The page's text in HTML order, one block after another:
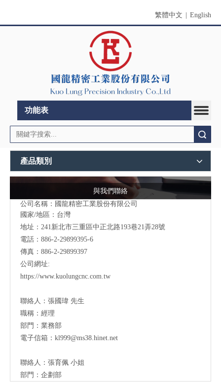
繁體中文 English
功能表
產品類別
與我們聯絡
公司名稱：國龍精密工業股份有限公司
國家/地區：台灣
地址：241新北市三重區中正北路193巷21弄28號
電話：886-2-29899395-6
傳真：886-2-29899397
公司網址:
https://www.kuolungcnc.com.tw
聯絡人： 張國瑋 先生
職稱： 經理
部門：業務部
電子信箱： kl999@ms38.hinet.net
聯絡人： 張育佩 小姐
部門：企劃部